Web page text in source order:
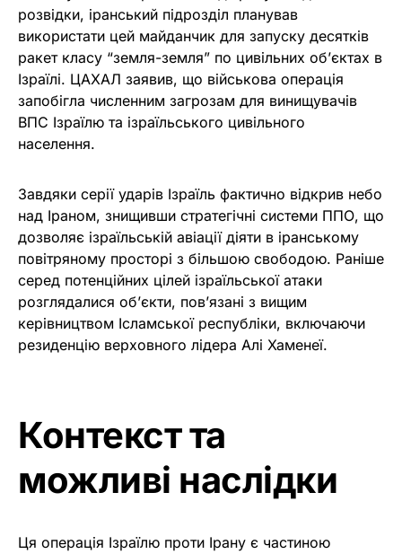
розвідки, іранський підрозділ планував
використати цей майданчик для запуску десятків
ракет класу “земля-земля” по цивільних об’єктах в
Ізраїлі. ЦАХАЛ заявив, що військова операція
запобігла численним загрозам для винищувачів
ВПС Ізраїлю та ізраїльського цивільного
населення.
Завдяки серії ударів Ізраїль фактично відкрив небо
над Іраном, знищивши стратегічні системи ППО, що
дозволяє ізраїльській авіації діяти в іранському
повітряному просторі з більшою свободою. Раніше
серед потенційних цілей ізраїльської атаки
розглядалися об’єкти, пов’язані з вищим
керівництвом Ісламської республіки, включаючи
резиденцію верховного лідера Алі Хаменеї.
Контекст та
можливі наслідки
Ця операція Ізраїлю проти Ірану є частиною